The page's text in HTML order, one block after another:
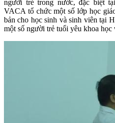
người trẻ trong nước, đặc biệt
VACA tổ chức một số lớp học
bản cho học sinh và sinh viên tại
một số người trẻ tuổi yêu khoa học